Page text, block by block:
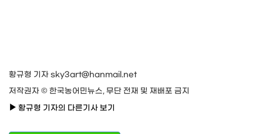
황규형 기자 sky3art@hanmail.net
저작권자 © 한국농어민뉴스, 무단 전재 및 재배포 금지
황규형 기자의 다른기사 보기